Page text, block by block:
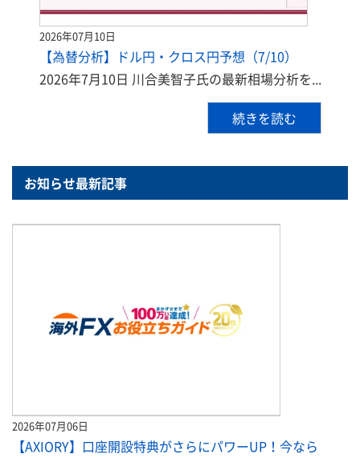
2026年07月10日
【為替分析】ドル円・クロス円予想（7/10）
2026年7月10日 川合美智子氏の最新相場分析を...
続きを読む
お知らせ最新記事
2026年07月06日
【AXIORY】口座開設特典がさらにパワーUP！今なら